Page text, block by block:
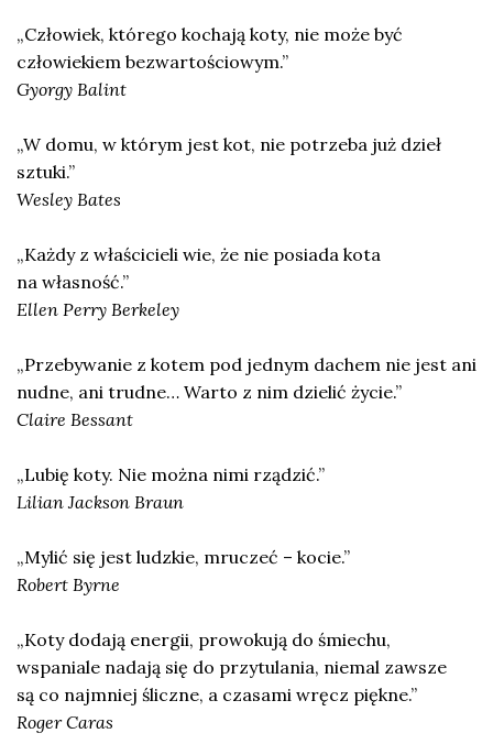
„Człowiek, którego kochają koty, nie może być
człowiekiem bezwartościowym.”
Gyorgy Balint
„W domu, w którym jest kot, nie potrzeba już dzieł
sztuki.”
Wesley Bates
„Każdy z właścicieli wie, że nie posiada kota
na własność.”
Ellen Perry Berkeley
„Przebywanie z kotem pod jednym dachem nie jest ani
nudne, ani trudne… Warto z nim dzielić życie.”
Claire Bessant
„Lubię koty. Nie można nimi rządzić.”
Lilian Jackson Braun
„Mylić się jest ludzkie, mruczeć – kocie.”
Robert Byrne
„Koty dodają energii, prowokują do śmiechu,
wspaniale nadają się do przytulania, niemal zawsze
są co najmniej śliczne, a czasami wręcz piękne.”
Roger Caras